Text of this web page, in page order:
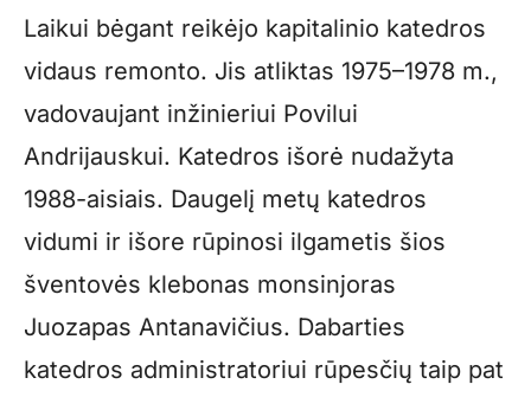
Laikui bėgant reikėjo kapitalinio katedros
vidaus remonto. Jis atliktas 1975–1978 m.,
vadovaujant inžinieriui Povilui
Andrijauskui. Katedros išorė nudažyta
1988-aisiais. Daugelį metų katedros
vidumi ir išore rūpinosi ilgametis šios
šventovės klebonas monsinjoras
Juozapas Antanavičius. Dabarties
katedros administratoriui rūpesčių taip pat